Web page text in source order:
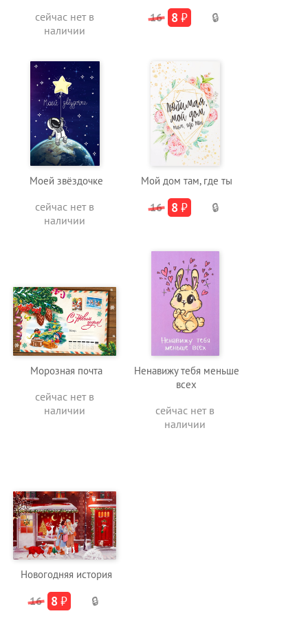
сейчас нет в
наличии
16 8 ₽ 🔒
Моей звёздочке
сейчас нет в
наличии
Мой дом там, где ты
16 8 ₽ 🔒
Морозная почта
сейчас нет в
наличии
Ненавижу тебя меньше
всех
сейчас нет в
наличии
Новогодняя история
16 8 ₽ 🔒